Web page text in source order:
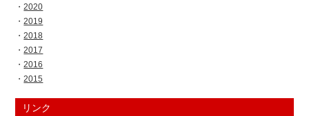
2020
2019
2018
2017
2016
2015
リンク